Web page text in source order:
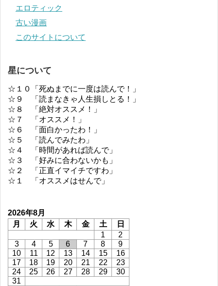
エロティック
古い漫画
このサイトについて
星について
☆１０「死ぬまでに一度は読んで！」
☆９ 「読まなきゃ人生損しとる！」
☆８ 「絶対オススメ！」
☆７ 「オススメ！」
☆６ 「面白かったわ！」
☆５ 「読んでみたわ」
☆４ 「時間があれば読んで」
☆３ 「好みに合わないかも」
☆２ 「正直イマイチですわ」
☆１ 「オススメはせんで」
2026年8月
月
火 水 木 金 土 日
1
2
3
4 5 6 7 8
9
10
11 12 13 14 15
16
17
18 19 20 21 22
23
24
25 26 27 28 29
30
31